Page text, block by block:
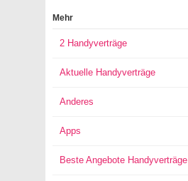
Mehr
2 Handyverträge
Aktuelle Handyverträge
Anderes
Apps
Beste Angebote Handyverträge